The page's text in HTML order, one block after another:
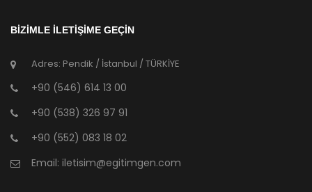
BİZİMLE İLETİŞİME GEÇİN
Adres: Pendik / İstanbul / TÜRKİYE
+90 (546) 614 13 00
+90 (538) 326 97 91
+90 (552) 083 18 02
Email: iletisim@egitimgen.com